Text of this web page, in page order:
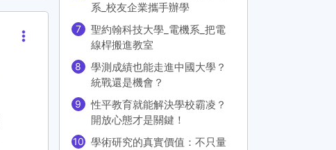
系_校友企業攜手辦學
聖約翰科技大學_電機系_把電
線桿搬進教室
學測成績也能走進中國大學？
統戰還是機會？
性平教育就能解決學校霸凌？
開放心態才是關鍵！
學術研究的真實價值：不只量